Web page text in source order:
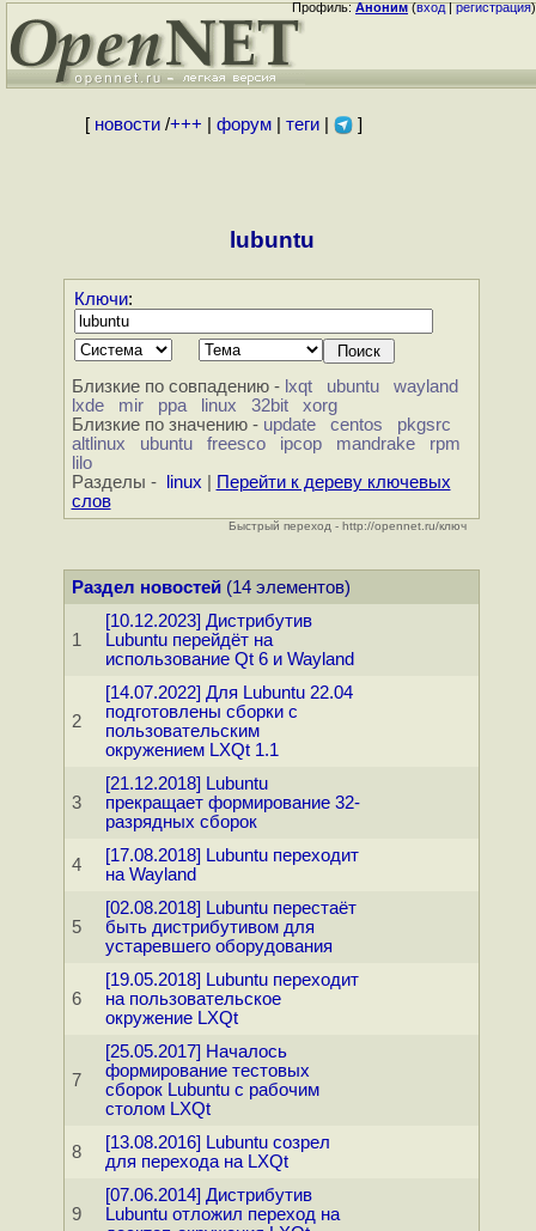
Профиль:Аноним(вход|регистрация)
[ новости/+++ форум| теги| ]
lubuntu
Ключи:
Близкие по совпадению - lxqt ubuntu
wayland
lxde
mir ppa linux 32bit
xorg
Близкие по значению - update centos
pkgsrc
altlinux
ubuntu freesco ipcop mandrake
rpm
lilo
Разделы -
linux
Перейти к дереву ключевых
слов
Быстрый переход - http://opennet.ru/ключ
Раздел новостей(14 элементов)
1
[10.12.2023] Дистрибутив
Lubuntu перейдёт на
использование Qt 6 и Wayland
2
[14.07.2022] Для Lubuntu 22.04
подготовлены сборки с
пользовательским
окружением LXQt 1.1
3
[21.12.2018] Lubuntu
прекращает формирование 32-
разрядных сборок
4
[17.08.2018] Lubuntu переходит
на Wayland
5
[02.08.2018] Lubuntu перестаёт
быть дистрибутивом для
устаревшего оборудования
6
[19.05.2018] Lubuntu переходит
на пользовательское
окружение LXQt
7
[25.05.2017] Началось
формирование тестовых
сборок Lubuntu с рабочим
столом LXQt
8
[13.08.2016] Lubuntu созрел
для перехода на LXQt
9
[07.06.2014] Дистрибутив
Lubuntu отложил переход на